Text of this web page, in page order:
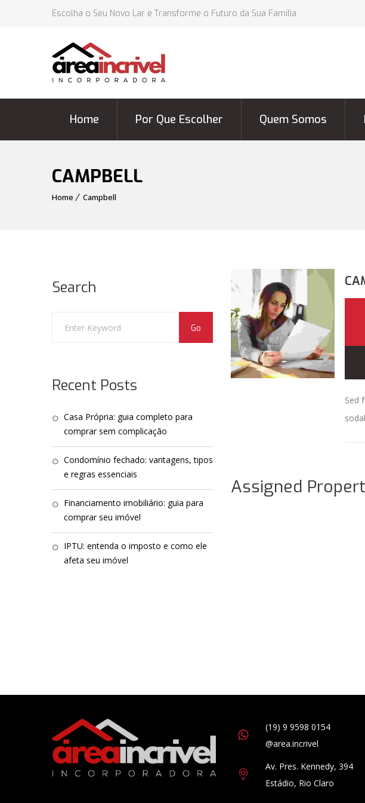
Escolha o Seu Novo Lar e Transforme o Futuro da Sua Família
Home Por Que Escolher Quem Somos
CAMPBELL
Home Campbell
Search
Recent Posts
Casa Própria: guia completo para
comprar sem complicação
Condomínio fechado: vantagens, tipos
e regras essenciais
Financiamento imobiliário: guia para
comprar seu imóvel
IPTU: entenda o imposto e como ele
afeta seu imóvel
Sed
Assigned
(19) 9 9598 0154
@area.incrivel
Av. Pres. Kennedy, 394
Estádio, Rio Claro